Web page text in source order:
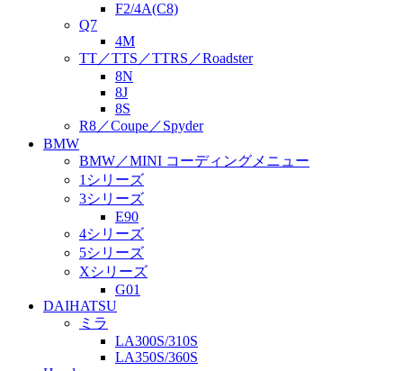
F2/4A(C8)
Q7
4M
TT／TTS／TTRS／Roadster
8N
8J
8S
R8／Coupe／Spyder
BMW
BMW／MINI コーディングメニュー
1シリーズ
3シリーズ
E90
4シリーズ
5シリーズ
Xシリーズ
G01
DAIHATSU
ミラ
LA300S/310S
LA350S/360S